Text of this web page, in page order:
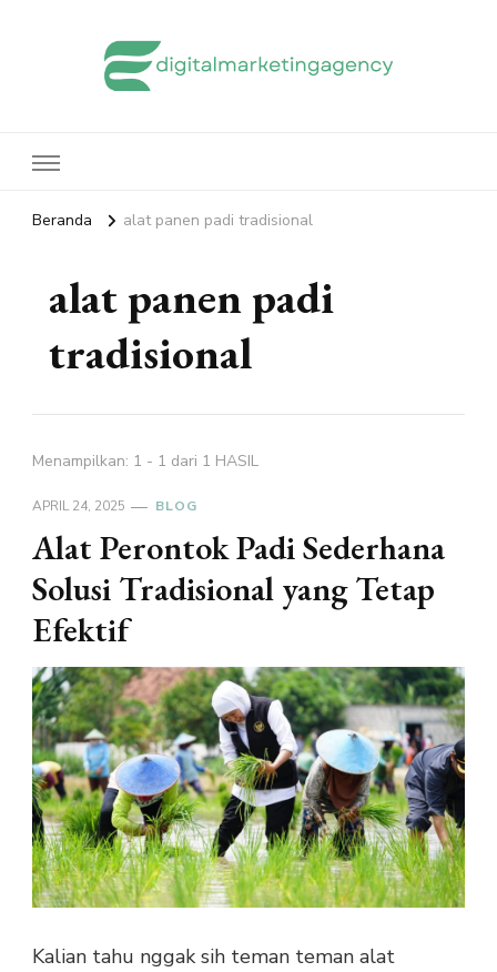
Beranda alat panen padi tradisional
alat panen padi
tradisional
Menampilkan: 1 - 1 dari 1 HASIL
APRIL 24, 2025 BLOG
Alat Perontok Padi Sederhana
Solusi Tradisional yang Tetap
Efektif
Kalian tahu nggak sih teman teman alat